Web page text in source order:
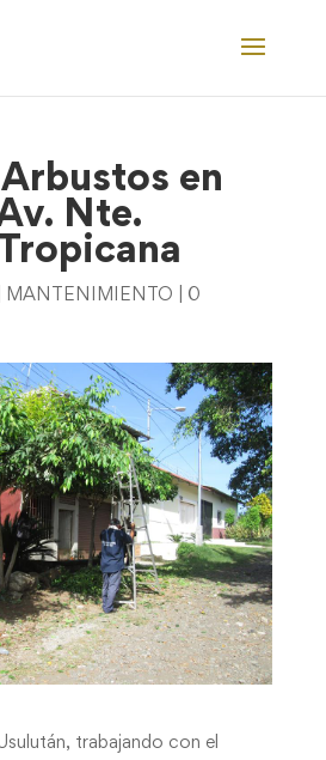
en
Nte.
MANTENIMIENTO
0
trabajando con el